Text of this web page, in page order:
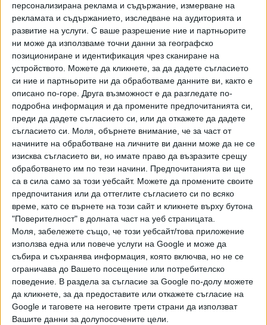
персонализирана реклама и съдържание, измерване на
рекламата и съдържанието, изследване на аудиторията и
развитие на услуги. С ваше разрешение ние и партньорите
ни може да използваме точни данни за географско
позициониране и идентификация чрез сканиране на
устройството. Можете да кликнете, за да дадете съгласието
си ние и партньорите ни да обработваме данните ви, както е
описано по-горе. Друга възможност е да разгледате по-
подробна информация и да промените предпочитанията си,
преди да дадете съгласието си, или да откажете да дадете
съгласието си.
Моля, обърнете внимание, че за част от
начините на обработване на личните ви данни може да не се
изисква съгласието ви, но имате право да възразите срещу
обработването им по тези начини. Предпочитанията ви ще
са в сила само за този уебсайт. Можете да промените своите
предпочитания или да оттеглите съгласието си по всяко
време, като се върнете на този сайт и кликнете върху бутона
"Поверителност" в долната част на уеб страницата.
Моля, забележете също, че този уебсайт/това приложение
използва една или повече услуги на Google и може да
събира и съхранява информация, която включва, но не се
ограничава до Вашето посещение или потребителско
поведение. В раздела за съгласие за Google по-долу можете
да кликнете, за да предоставите или откажете съгласие на
Google и таговете на неговите трети страни да използват
Вашите данни за долупосочените цели.
ПОСЛЕ Разгледай всички
Убийството на Песъка
Видео